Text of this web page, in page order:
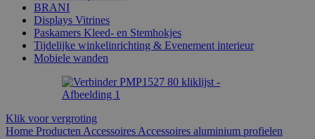
BRANI
Displays Vitrines
Paskamers Kleed- en Stemhokjes
Tijdelijke winkelinrichting & Evenement interieur
Mobiele wanden
Klik voor vergroting
Home Producten Accessoires Accessoires aluminium profielen